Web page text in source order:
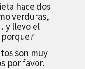
hace dos
verduras,
y llevo el
son muy
por favor.